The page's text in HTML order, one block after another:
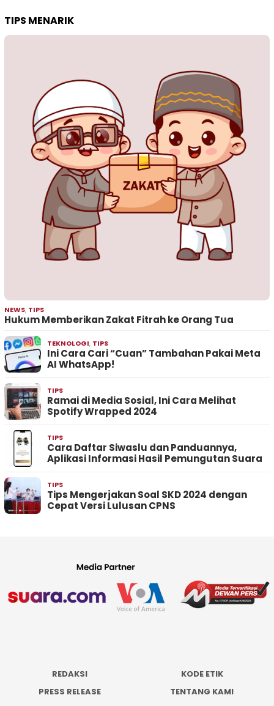
TIPS MENARIK
NEWS, TIPS
Hukum Memberikan Zakat Fitrah ke Orang Tua
TEKNOLOGI, TIPS
Ini Cara Cari “Cuan” Tambahan Pakai Meta
AI WhatsApp!
TIPS
Ramai di Media Sosial, Ini Cara Melihat
Spotify Wrapped 2024
TIPS
Cara Daftar Siwaslu dan Panduannya,
Aplikasi Informasi Hasil Pemungutan Suara
TIPS
Tips Mengerjakan Soal SKD 2024 dengan
Cepat Versi Lulusan CPNS
REDAKSI
KODE ETIK
PRESS RELEASE
TENTANG KAMI